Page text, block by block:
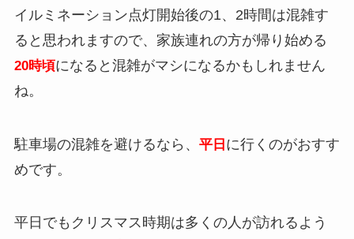
イルミネーション点灯開始後の1、2時間は混雑す
ると思われますので、家族連れの方が帰り始める
20時頃になると混雑がマシになるかもしれません
ね。
駐車場の混雑を避けるなら、 平日 に行くのがおすす
めです。
平日でもクリスマス時期は多くの人が訪れるよう